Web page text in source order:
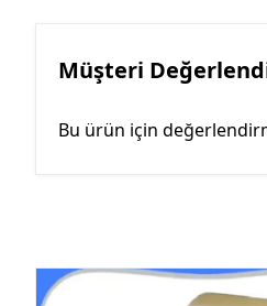
Müşteri
Bu ürün için